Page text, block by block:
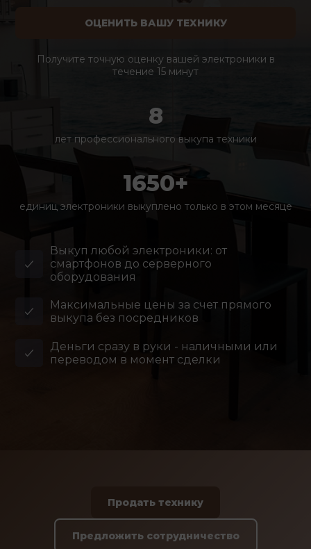
ОЦЕНИТЬ ВАШУ ТЕХНИКУ
Получите точную оценку вашей электроники в
течение 15 минут
8
лет профессионального выкупа техники
1650+
единиц электроники выкуплено только в этом месяце
Выкуп любой электроники: от
смартфонов до серверного
оборудования
Максимальные цены за счет прямого
выкупа без посредников
Деньги сразу в руки - наличными или
переводом в момент сделки
Продать технику
Предложить сотрудничество